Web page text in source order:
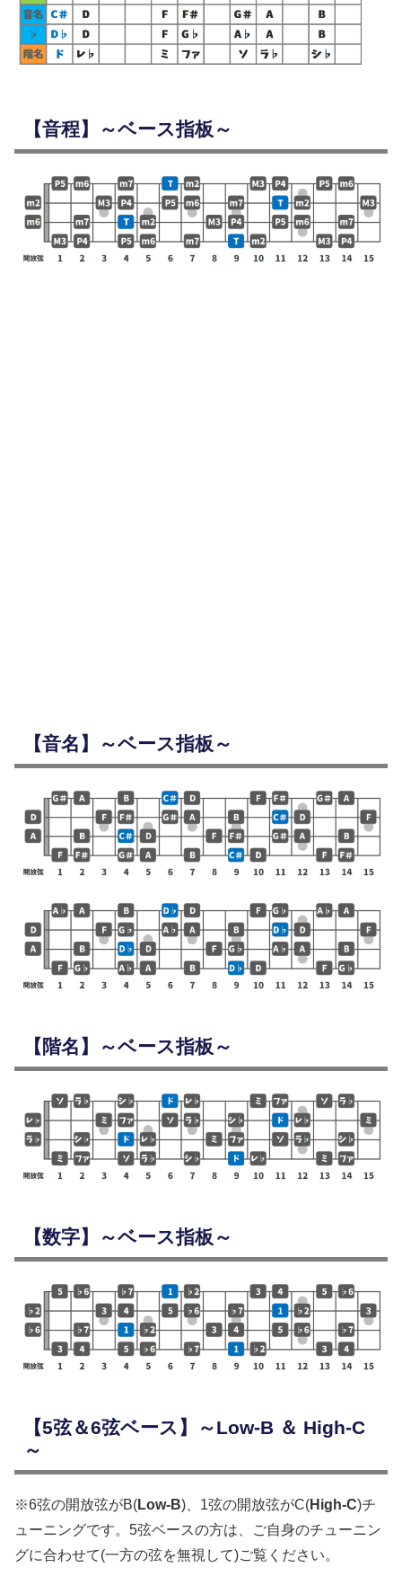
【音程】～ベース指板～
【音名】～ベース指板～
【階名】～ベース指板～
【数字】～ベース指板～
【5弦＆6弦ベース】～Low-B ＆ High-C
～
※6弦の開放弦がB(Low-B)、1弦の開放弦がC(High-C)チ
ューニングです。5弦ベースの方は、ご自身のチューニン
グに合わせて(一方の弦を無視して)ご覧ください。